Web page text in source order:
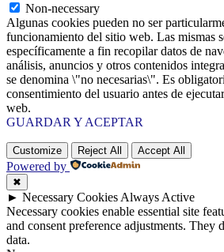
Non-necessary
Algunas cookies pueden no ser
funcionamiento del sitio web. Las mismas
específicamente a fin recopilar datos de
análisis, anuncios y otros contenidos
se denomina \"no necesarias\". Es
consentimiento del usuario antes de
web.
GUARDAR Y ACEPTAR
Customize Reject All Accept All
Powered by
✖
► Necessary Cookies Always Active
Necessary cookies enable essential site
and consent preference adjustments. They
data.